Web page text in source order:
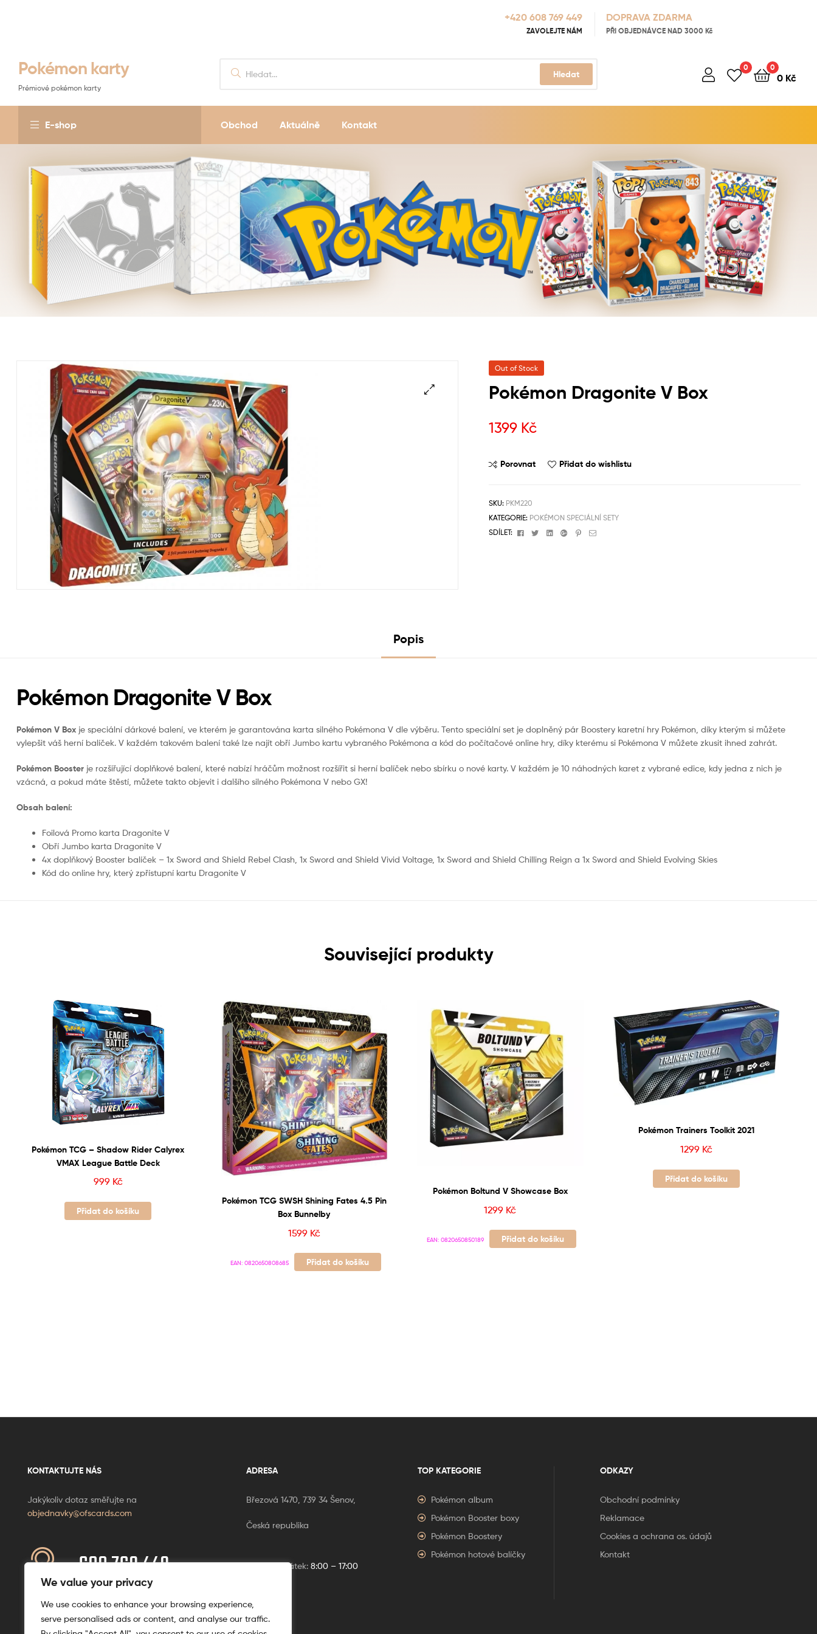
We value your privacy
We use cookies to enhance your browsing experience,
serve personalised ads or content, and analyse our traffic.
+420 608 769 449
ZAVOLEJTE NÁM
DOPRAVA ZDARMA
PŘI OBJEDNÁVCE NAD 3000 Kč
Pokémon karty
Prémiové pokémon karty
Hledat
0 0
0 Kč
E-shop Obchod Aktuálně Kontakt
Out of Stock
Pokémon Dragonite V Box
1399 Kč
Porovnat Přidat do wishlistu
SKU: PKM220
KATEGORIE: POKÉMON SPECIÁLNÍ SETY
SDÍLET:
FacebookTwitterLinkedinGoogle+Pinterest
Email
Popis
Pokémon Dragonite V Box
Pokémon V Box je speciální dárkové balení, ve kterém je garantována karta silného Pokémona V dle výběru. Tento speciální set je doplněný pár Boostery karetní hry Pokémon, díky kterým si můžete
vylepšit váš herní balíček. V každém takovém balení také lze najít obří Jumbo kartu vybraného Pokémona a kód do počítačové online hry, díky kterému si Pokémona V můžete zkusit ihned zahrát.
Pokémon Booster je rozšiřující doplňkové balení, které nabízí hráčům možnost rozšířit si herní balíček nebo sbírku o nové karty. V každém je 10 náhodných karet z vybrané edice, kdy jedna z nich je
vzácná, a pokud máte štěstí, můžete takto objevit i dalšího silného Pokémona V nebo GX!
Obsah balení:
Foilová Promo karta Dragonite V
Obří Jumbo karta Dragonite V
4x doplňkový Booster balíček – 1x Sword and Shield Rebel Clash, 1x Sword and Shield Vivid Voltage, 1x Sword and Shield Chilling Reign a 1x Sword and Shield Evolving Skies
Kód do online hry, který zpřístupní kartu Dragonite V
Související produkty
Pokémon TCG – Shadow Rider Calyrex
VMAX League Battle Deck
999 Kč
Přidat do košíku
Pokémon TCG SWSH Shining Fates 4.5 Pin
Box Bunnelby
1599 Kč
EAN: 0820650808685 Přidat do košíku
Pokémon Boltund V Showcase Box
1299 Kč
EAN:0820650850189 Přidat do košíku
Pokémon Trainers Toolkit 2021
1299 Kč
Přidat do košíku
KONTAKTUJTE NÁS
Jakýkoliv dotaz směřujte na
objednavky@ofscards.com
608 769 449
ADRESA
Březová 1470, 739 34 Šenov,
Česká republika
Pondělí – Pátek: 8:00 – 17:00
TOP KATEGORIE
Pokémon album
Pokémon Booster boxy
Pokémon Boostery
Pokémon hotové balíčky
ODKAZY
Obchodní podmínky
Reklamace
Cookies a ochrana os. údajů
Kontakt